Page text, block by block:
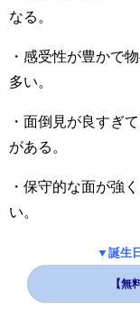
なる。
・感受性が豊かで
多い。
・面倒見が良すぎ
がある。
・保守的な面が強
い。
▼誕生
【無